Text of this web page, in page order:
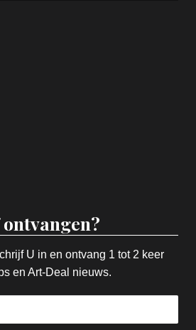
U in en ontvang 1 tot 2 keer
en Art-Deal nieuws.